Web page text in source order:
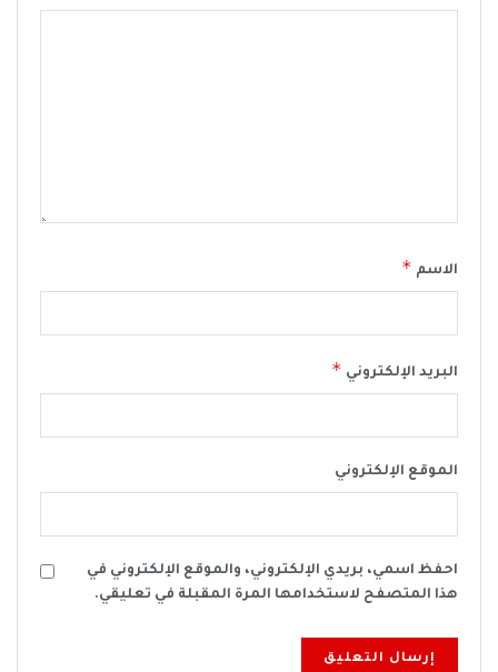
الاسم *
البريد الإلكتروني *
الموقع الإلكتروني
احفظ اسمي، بريدي الإلكتروني، والموقع الإلكتروني في
هذا المتصفح لاستخدامها المرة المقبلة في تعليقي.